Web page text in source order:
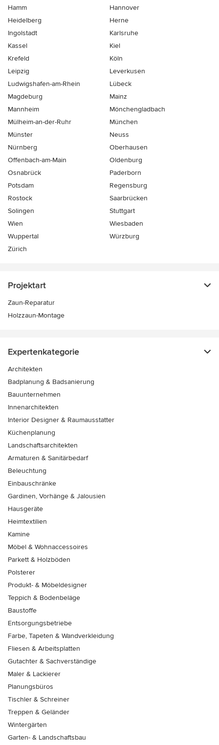
Hamm
Hannover
Heidelberg
Herne
Ingolstadt
Karlsruhe
Kassel
Kiel
Krefeld
Köln
Leipzig
Leverkusen
Ludwigshafen-am-Rhein
Lübeck
Magdeburg
Mainz
Mannheim
Mönchen­gladbach
Mülheim-an-der-Ruhr
München
Münster
Neuss
Nürnberg
Oberhausen
Offenbach-am-Main
Oldenburg
Osnabrück
Paderborn
Potsdam
Regensburg
Rostock
Saarbrücken
Solingen
Stuttgart
Wien
Wiesbaden
Wuppertal
Würzburg
Zürich
Projektart
Zaun-Reparatur
Holzzaun-Montage
Expertenkategorie
Architekten
Badplanung & Badsanierung
Bauunternehmen
Innenarchitekten
Interior Designer & Raumausstatter
Küchenplanung
Landschaftsarchitekten
Armaturen & Sanitärbedarf
Beleuchtung
Einbauschränke
Gardinen, Vorhänge & Jalousien
Hausgeräte
Heimtextilien
Kamine
Möbel & Wohnaccessoires
Parkett & Holzböden
Polsterer
Produkt- & Möbeldesigner
Teppich & Bodenbeläge
Baustoffe
Entsorgungsbetriebe
Farbe, Tapeten & Wandverkleidung
Fliesen & Arbeitsplatten
Gutachter & Sachverständige
Maler & Lackierer
Planungsbüros
Tischler & Schreiner
Treppen & Geländer
Wintergärten
Garten- & Landschaftsbau